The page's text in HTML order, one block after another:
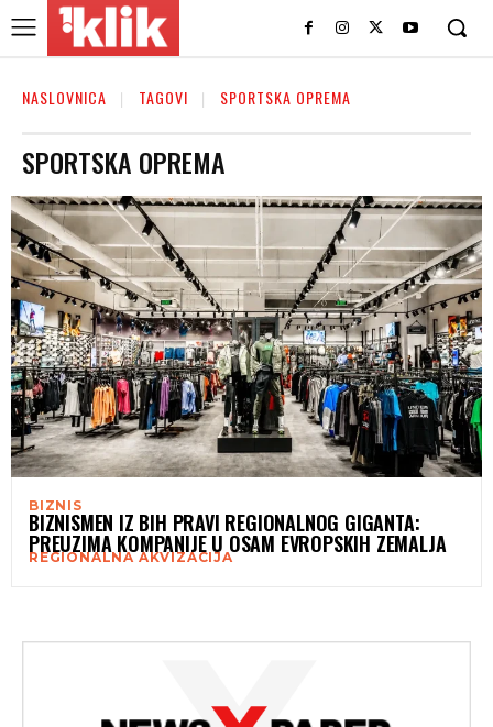
NASLOVNICA TAGOVI SPORTSKA OPREMA
SPORTSKA OPREMA
BIZNIS
BIZNISMEN IZ BIH PRAVI REGIONALNOG GIGANTA:
PREUZIMA KOMPANIJE U OSAM EVROPSKIH ZEMALJA
REGIONALNA AKVIZACIJA